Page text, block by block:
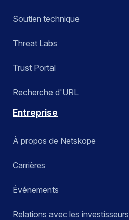
Soutien technique
Threat Labs
Trust Portal
Recherche d'URL
Entreprise
À propos de Netskope
Carrières
Événements
Relations avec les investisseurs